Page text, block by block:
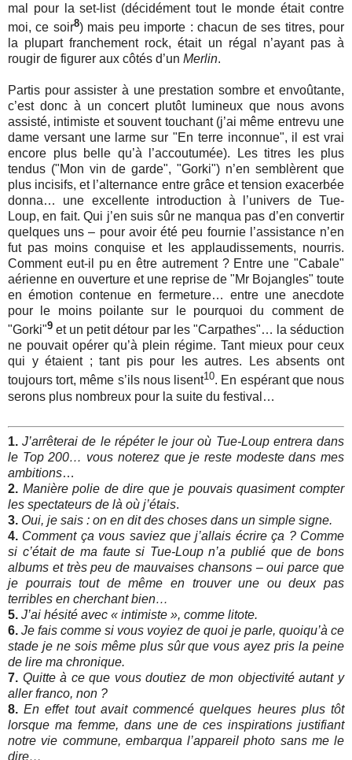
mal pour la set-list (décidément tout le monde était contre
moi, ce soir8) mais peu importe : chacun de ses titres, pour
la plupart franchement rock, était un régal n’ayant pas à
rougir de figurer aux côtés d’un Merlin.
Partis pour assister à une prestation sombre et envoûtante,
c’est donc à un concert plutôt lumineux que nous avons
assisté, intimiste et souvent touchant (j’ai même entrevu une
dame versant une larme sur "En terre inconnue", il est vrai
encore plus belle qu’à l’accoutumée). Les titres les plus
tendus ("Mon vin de garde", "Gorki") n’en semblèrent que
plus incisifs, et l’alternance entre grâce et tension exacerbée
donna… une excellente introduction à l’univers de Tue-
Loup, en fait. Qui j’en suis sûr ne manqua pas d’en convertir
quelques uns – pour avoir été peu fournie l’assistance n’en
fut pas moins conquise et les applaudissements, nourris.
Comment eut-il pu en être autrement ? Entre une "Cabale"
aérienne en ouverture et une reprise de "Mr Bojangles" toute
en émotion contenue en fermeture… entre une anecdote
pour le moins poilante sur le pourquoi du comment de
"Gorki"9 et un petit détour par les "Carpathes"… la séduction
ne pouvait opérer qu’à plein régime. Tant mieux pour ceux
qui y étaient ; tant pis pour les autres. Les absents ont
toujours tort, même s’ils nous lisent10. En espérant que nous
serons plus nombreux pour la suite du festival…
1. J’arrêterai de le répéter le jour où Tue-Loup entrera dans
le Top 200… vous noterez que je reste modeste dans mes
ambitions…
2. Manière polie de dire que je pouvais quasiment compter
les spectateurs de là où j’étais.
3. Oui, je sais : on en dit des choses dans un simple signe.
4. Comment ça vous saviez que j’allais écrire ça ? Comme
si c’était de ma faute si Tue-Loup n’a publié que de bons
albums et très peu de mauvaises chansons – oui parce que
je pourrais tout de même en trouver une ou deux pas
terribles en cherchant bien…
5. J’ai hésité avec « intimiste », comme litote.
6. Je fais comme si vous voyiez de quoi je parle, quoiqu’à ce
stade je ne sois même plus sûr que vous ayez pris la peine
de lire ma chronique.
7. Quitte à ce que vous doutiez de mon objectivité autant y
aller franco, non ?
8. En effet tout avait commencé quelques heures plus tôt
lorsque ma femme, dans une de ces inspirations justifiant
notre vie commune, embarqua l’appareil photo sans me le
dire…